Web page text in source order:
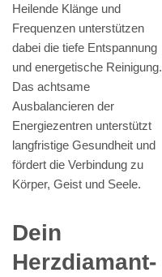
Heilende Klänge und
Frequenzen unterstützen
dabei die tiefe Entspannung
und energetische Reinigung.
Das achtsame
Ausbalancieren der
Energiezentren unterstützt
langfristige Gesundheit und
fördert die Verbindung zu
Körper, Geist und Seele.
Dein
Herzdiamant-